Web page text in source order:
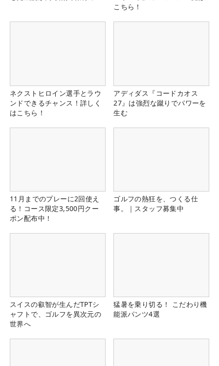
こちら！
ネクストヒロイン選手とラウ
ンドできるチャンス！詳しく
はこちら！
アディダス『コードカオス
27』は強烈な蹴りでパワーを
生む
11月までのプレーに2回使え
る！コース限定3,500円クー
ポン配布中！
ゴルフの熱狂を、つくる仕
事。｜スタッフ募集中
スイスの叡智が生んだTPTシ
ャフトで、ゴルフを異次元の
世界へ
猛暑を乗り切る！ こだわり機
能派パンツ4選